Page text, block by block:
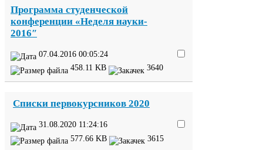
Программа студенческой
конференции «Неделя науки-​
2016″
07 04 2016 00:05:24
458.11 KB 3640
Списки первокурсников 2020
31.08.2020 11:24:16
577 66 KB 3615